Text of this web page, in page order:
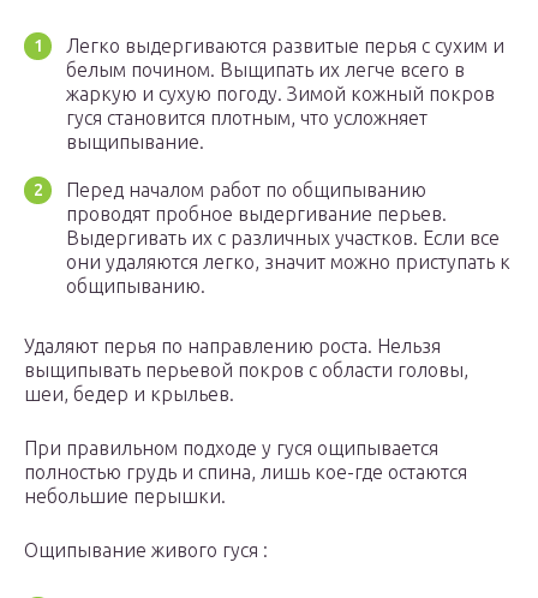
Легко выдергиваются развитые перья с сухим и
белым почином. Выщипать их легче всего в
жаркую и сухую погоду. Зимой кожный покров
гуся становится плотным, что усложняет
выщипывание.
Перед началом работ по общипыванию
проводят пробное выдергивание перьев.
Выдергивать их с различных участков. Если все
они удаляются легко, значит можно приступать к
общипыванию.
Удаляют перья по направлению роста. Нельзя
выщипывать перьевой покров с области головы,
шеи, бедер и крыльев.
При правильном подходе у гуся ощипывается
полностью грудь и спина, лишь кое-где остаются
небольшие перышки.
Ощипывание живого гуся :